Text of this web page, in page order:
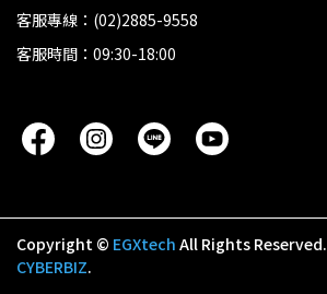
客服專線：(02)2885-9558
客服時間：09:30-18:00
Copyright © EGXtech All Rights Reserved.
CYBERBIZ.